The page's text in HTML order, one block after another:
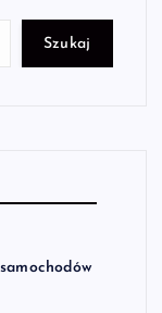
Szukaj